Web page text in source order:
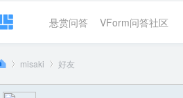
悬赏问答 VForm问答社区
misaki 好友